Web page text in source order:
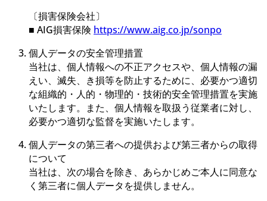
〔損害保険会社〕
■ AIG損害保険 https://www.aig.co.jp/sonpo
個人データの安全管理措置
当社は、個人情報への不正アクセスや、個人情報の漏
えい、滅失、き損等を防止するために、必要かつ適切
な組織的・人的・物理的・技術的安全管理措置を実施
いたします。また、個人情報を取扱う従業者に対し、
必要かつ適切な監督を実施いたします。
個人データの第三者への提供および第三者からの取得
について
当社は、次の場合を除き、あらかじめご本人に同意な
く第三者に個人データを提供しません。